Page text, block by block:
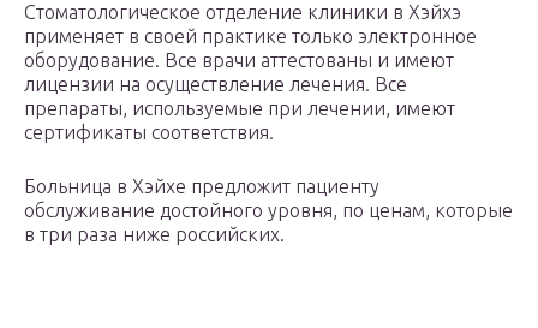
Стоматологическое отделение клиники в Хэйхэ
применяет в своей практике только электронное
оборудование. Все врачи аттестованы и имеют
лицензии на осуществление лечения. Все
препараты, используемые при лечении, имеют
сертификаты соответствия.
Больница в Хэйхе предложит пациенту
обслуживание достойного уровня, по ценам, которые
в три раза ниже российских.